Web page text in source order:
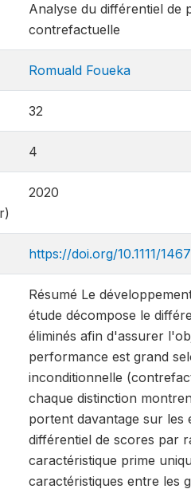
Analyse du différentiel de
contrefactuelle
Romuald Foueka
32
4
2020
https://doi.org/10.1111/
Résumé Le
étude décompose le
éliminés afin d'assurer
performance est grand
inconditionnelle
chaque distinction
portent davantage sur les
différentiel de scores par
caractéristique prime
caractéristiques entre les